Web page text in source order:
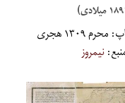
خالق اثر: عبدالغفار خان نجم‌الملک – تاریخ چاپ: محرم ۱۳۰۹ هجری
نیمروز